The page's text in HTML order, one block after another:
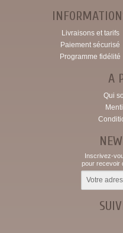
Livraisons et tarifs
Paiement sécurisé
Programme fidélité
A
Qui
Inscrivez-
pour recevoir